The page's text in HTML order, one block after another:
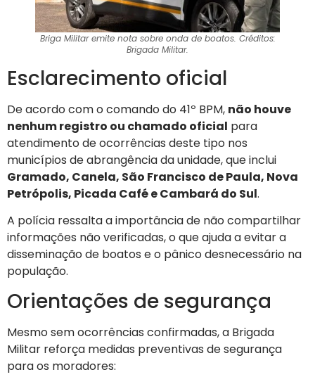
Briga Militar emite nota sobre onda de boatos. Créditos:
Brigada Militar.
Esclarecimento oficial
De acordo com o comando do 41º BPM, não houve
nenhum registro ou chamado oficial para
atendimento de ocorrências deste tipo nos
municípios de abrangência da unidade, que inclui
Gramado, Canela, São Francisco de Paula, Nova
Petrópolis, Picada Café e Cambará do Sul.
A polícia ressalta a importância de não compartilhar
informações não verificadas, o que ajuda a evitar a
disseminação de boatos e o pânico desnecessário na
população.
Orientações de segurança
Mesmo sem ocorrências confirmadas, a Brigada
Militar reforça medidas preventivas de segurança
para os moradores: